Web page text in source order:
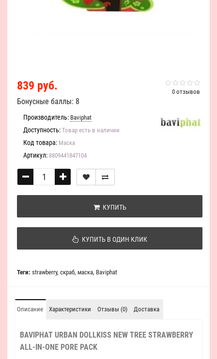
0 отзывов
839 руб.
Бонусные баллы: 8
Производитель: Baviphat
Доступность: Товар есть в наличии
Код товара: Маска
Артикул: 8809441847104
КУПИТЬ
КУПИТЬ В ОДИН КЛИК
Теги: strawberry, скраб, маска, Baviphat
Описание Характеристики Отзывы (0) Доставка
BAVIPHAT URBAN DOLLKISS NEW TREE STRAWBERRY
ALL-IN-ONE PORE PACK